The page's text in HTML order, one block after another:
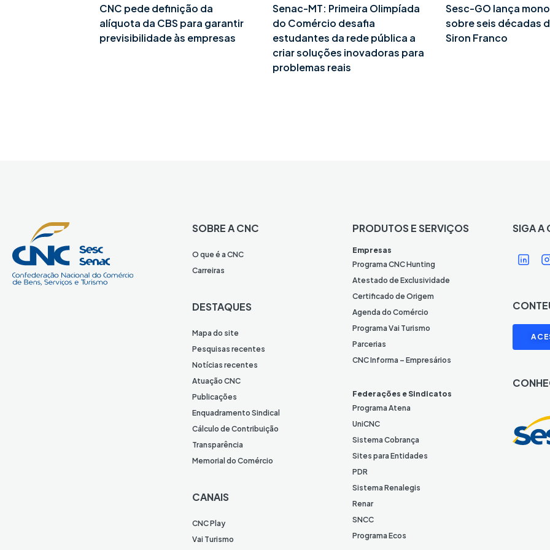
CNC pede definição da
alíquota da CBS para garantir
previsibilidade às empresas
Senac-MT: Primeira Olimpíada
do Comércio desafia
estudantes da rede pública a
criar soluções inovadoras para
problemas reais
Sesc-GO lança
sobre seis décadas
Siron Franco
SOBRE A CNC
O que é a CNC
Carreiras
DESTAQUES
Mapa do site
Pesquisas recentes
Notícias recentes
Atuação CNC
Publicações
Enquadramento Sindical
Cálculo de Contribuição
Transparência
Memorial do Comércio
CANAIS
CNC Play
Vai Turismo
PRODUTOS E SERVIÇOS
Empresas
Programa CNC Hunting
Atestado de Exclusividade
Certificado de Origem
Agenda do Comércio
Programa Vai Turismo
Parcerias
CNC Informa – Empresários
Federações e Sindicatos
Programa Atena
UniCNC
Sistema Cobrança
Sites para Entidades
PDR
Sistema Renalegis
Renar
SNCC
Programa Ecos
SIGA A
Í
c
n
e
L
i
k
e
I
n
Í
I